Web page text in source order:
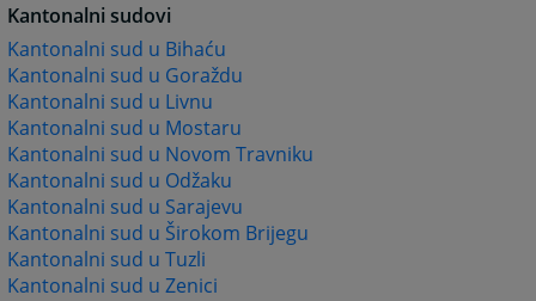
Kantonalni sudovi
Kantonalni sud u Bihaću
Kantonalni sud u Goraždu
Kantonalni sud u Livnu
Kantonalni sud u Mostaru
Kantonalni sud u Novom Travniku
Kantonalni sud u Odžaku
Kantonalni sud u Sarajevu
Kantonalni sud u Širokom Brijegu
Kantonalni sud u Tuzli
Kantonalni sud u Zenici